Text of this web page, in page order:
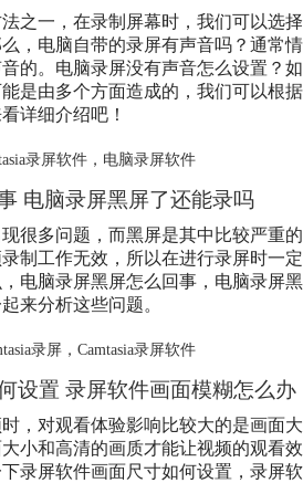
之一，在录制屏幕时，我们可以选择
，电脑自带的录屏有声音吗？通常情
的。电脑录屏没有声音怎么设置？如
是由多个方面造成的，我们可以根据
详细介绍吧！
录屏软件， 电脑录屏软件
电脑录屏黑屏了还能录吗
很多问题，而黑屏是其中比较严重的
制工作无效，所以在进行录屏时一定
电脑录屏黑屏怎么回事，电脑录屏黑
来分析这些问题。
录屏， Camtasia录屏软件
设置 录屏软件画面模糊怎么办
，对观看体验影响比较大的是画面大
小和高清的画质才能让视频的观看效
录屏软件画面尺寸如何设置，录屏软